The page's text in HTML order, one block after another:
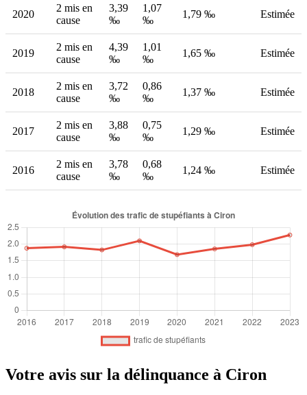
2020
2 mis en
cause
3,39
‰
1,07
‰
1,79 ‰ Estimée
2019
2 mis en
cause
4,39
‰
1,01
‰
1,65 ‰ Estimée
2018
2 mis en
cause
3,72
‰
0,86
‰
1,37 ‰ Estimée
2017
2 mis en
cause
3,88
‰
0,75
‰
1,29 ‰ Estimée
2016
2 mis en
cause
3,78
‰
0,68
‰
1,24 ‰ Estimée
Votre avis sur la délinquance à Ciron